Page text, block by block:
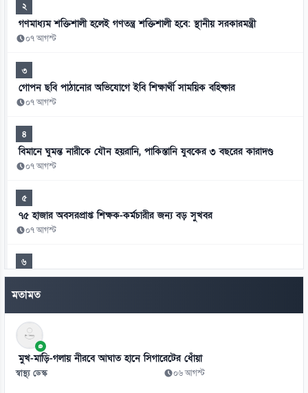
২
গণমাধ্যম শক্তিশালী হলেই গণতন্ত্র শক্তিশালী হবে: স্থানীয় সরকারমন্ত্রী
০৭ আগস্ট
৩
গোপন ছবি পাঠানোর অভিযোগে ইবি শিক্ষার্থী সাময়িক বহিষ্কার
০৭ আগস্ট
৪
বিমানে ঘুমন্ত নারীকে যৌন হয়রানি, পাকিস্তানি যুবকের ৩ বছরের কারাদণ্ড
০৭ আগস্ট
৫
৭৫ হাজার অবসরপ্রাপ্ত শিক্ষক-কর্মচারীর জন্য বড় সুখবর
০৭ আগস্ট
৬
মিস ওয়ার্ল্ডের মঞ্চে বাংলাদেশের প্রতিনিধি সামানজার
০৭ আগস্ট
৭
আদালতের রায় উপেক্ষা করে ট্রাম্পের নতুন নাগরিকত্ব আদেশ
০৭ আগস্ট
মতামত
মুখ-মাড়ি-গলায় নীরবে আঘাত হানে সিগারেটের ধোঁয়া
স্বাস্থ্য ডেস্ক ০৬ আগস্ট